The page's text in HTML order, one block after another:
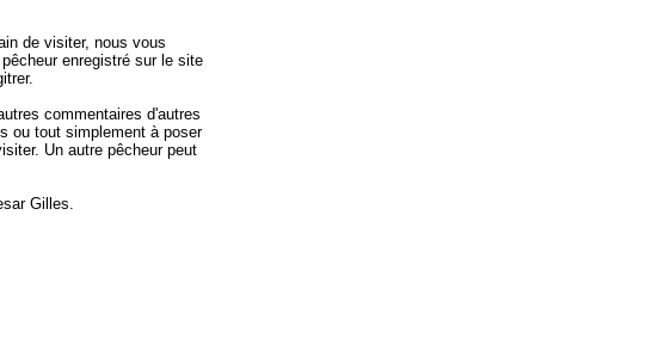
de visiter, nous vous
enregistré sur le site
commentaires d'autres
ou tout simplement à poser
Un autre pêcheur peut
Gilles.